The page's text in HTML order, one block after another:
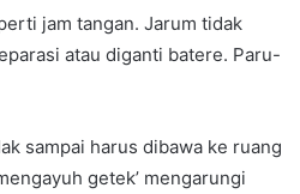
jam tangan. Jarum tidak
atau diganti batere. Paru-
sampai harus dibawa ke ruang
getek’ mengarungi